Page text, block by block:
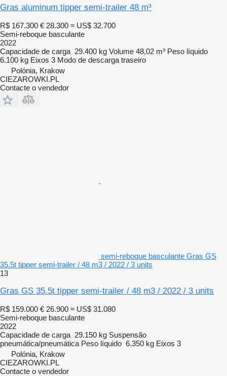
Gras aluminum tipper semi-trailer 48 m³
R$ 167.300 € 28.300 ≈ US$ 32.700
Semi-reboque basculante
2022
Capacidade de carga 29.400 kg Volume 48,02 m³ Peso líquido
6.100 kg Eixos 3 Modo de descarga traseiro
Polónia, Krakow
CIEZAROWKI.PL
Contacte o vendedor
semi-reboque basculante Gras GS
35.5t tipper semi-trailer / 48 m3 / 2022 / 3 units
13
Gras GS 35.5t tipper semi-trailer / 48 m3 / 2022 / 3 units
R$ 159.000 € 26.900 ≈ US$ 31.080
Semi-reboque basculante
2022
Capacidade de carga 29.150 kg Suspensão
pneumática/pneumática Peso líquido 6.350 kg Eixos 3
Polónia, Krakow
CIEZAROWKI.PL
Contacte o vendedor